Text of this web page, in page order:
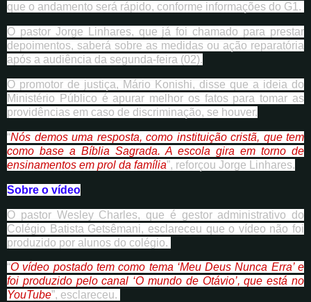
que o andamento será rápido, conforme informações do G1.
O pastor Jorge Linhares, que já foi chamado para prestar
depoimentos, saberá sobre as medidas ou ação reparatória
após a audiência da segunda-feira (02).
O promotor de justiça, Mário Konishi, disse que a ideia do
Ministério Público é apurar melhor os fatos para tomar as
providências em caso de discriminação, se houver.
“Nós demos uma resposta, como instituição cristã, que tem
como base a Bíblia Sagrada. A escola gira em torno de
ensinamentos em prol da família”, reforçou Jorge Linhares.
Sobre o vídeo
O pastor Wesley Charles, que é gestor administrativo do
Colégio Batista Getsêmani, esclareceu que o vídeo não foi
produzido por alunos do colégio.
“O vídeo postado tem como tema ‘Meu Deus Nunca Erra’ e
foi produzido pelo canal ‘O mundo de Otávio’, que está no
YouTube”, esclareceu.